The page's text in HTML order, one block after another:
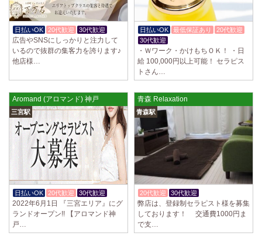
日払いOK 20代歓迎 30代歓迎
広告やSNSにしっかりと注力して
いるので抜群の集客力を誇ります♪
他店様…
日払いOK 最低保証あり
20代歓迎
30代歓迎
・Ｗワーク・かけもちＯＫ！ ・日
給 100,000円以上可能！ セラピス
トさん…
Aromand (アロマンド) 神戸
三宮駅
日払いOK 20代歓迎 30代歓迎
2022年6月1日 『三宮エリア』にグ
ランドオープン!! 【アロマンド神
戸…
青森 Relaxation
青森駅
20代歓迎 30代歓迎
弊店は、登録制セラピスト様を募集
しております！ 交通費1000円ま
で支…